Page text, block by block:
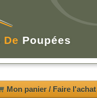
De Poupées
Mon panier / Faire l'achat